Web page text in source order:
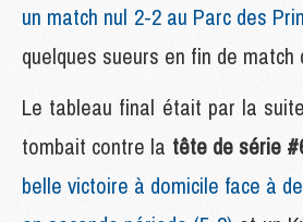
un match nul 2-2 au Parc des
quelques sueurs en fin de match
Le tableau final était par la
tombait contre la tête de série
belle victoire à domicile face à